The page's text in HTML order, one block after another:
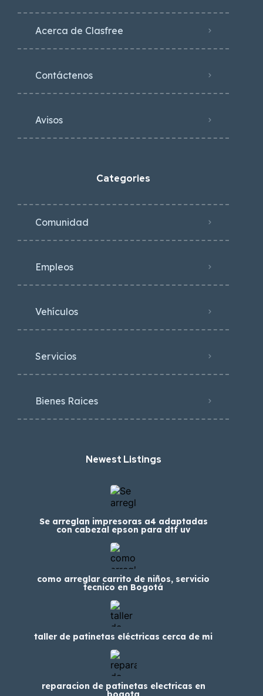
Acerca de Clasfree
Contáctenos
Avisos
Categories
Comunidad
Empleos
Vehículos
Servicios
Bienes Raices
Newest Listings​
Se arreglan impresoras a4 adaptadas
con cabezal epson para dtf uv
como arreglar carrito de niños, servicio
tecnico en Bogotá
taller de patinetas eléctricas cerca de mi
reparacion de patinetas electricas en